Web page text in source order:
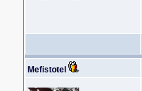
Mefistotel